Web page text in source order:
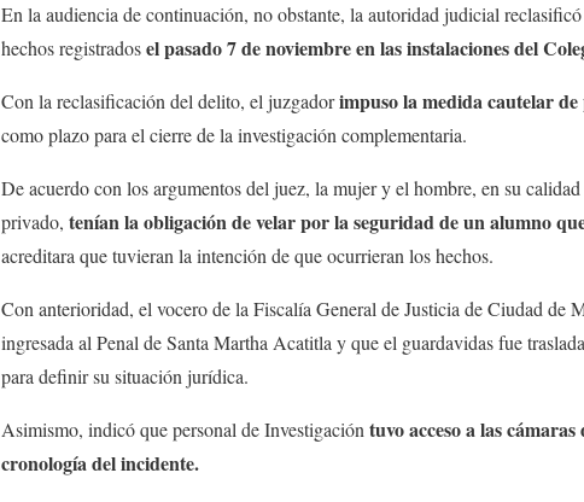
En la audiencia de continuación, no obstante, la autoridad judicial
hechos registradosel pasado 7 de noviembre en las instalaciones del
Con la reclasificación del delito, el juzgadorimpuso la medida cautelar
como plazo para el cierre de la investigación complementaria.
De acuerdo con los argumentos del juez, la mujer y el hombre, en su
privado, tenían la obligación de velar por la seguridad de un alumno
acreditara que tuvieran la intención de que ocurrieran los hechos.
Con anterioridad, el vocero de la Fiscalía General de Justicia de Ciudad de
ingresada al Penal de Santa Martha Acatitla y que el guardavidas fue
para definir su situación jurídica.
Asimismo, indicó que personal de Investigación tuvo acceso a las
cronología del incidente.